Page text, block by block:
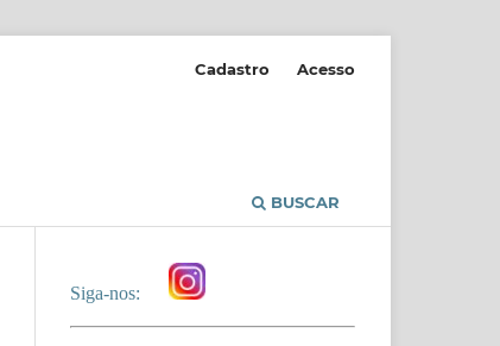
BUSCAR
Cadastro Acesso
Siga-nos: